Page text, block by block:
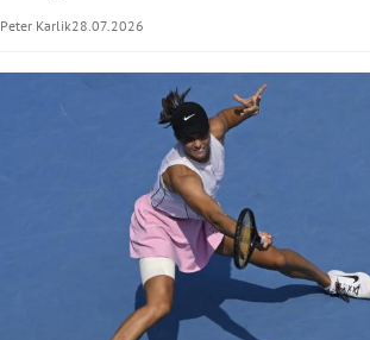
Peter Karlik28.07.2026